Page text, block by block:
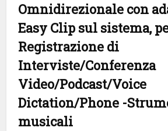
Omnidirezionale con
Easy Clip sul sistema,
Registrazione di
Interviste/Conferenza
Video/Podcast/Voice
Dictation/Phone -
musicali